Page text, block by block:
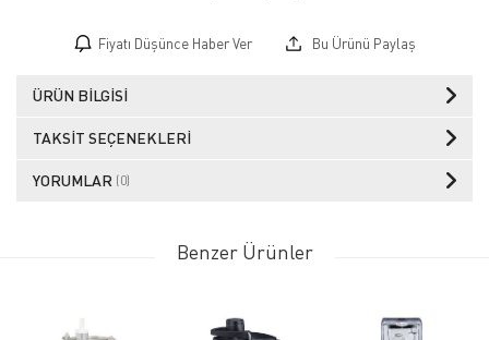
Fiyatı Düşünce Haber Ver Bu Ürünü Paylaş
ÜRÜN BILGISI
TAKSIT SEÇENEKLERI
YORUMLAR (0)
Benzer Ürünler